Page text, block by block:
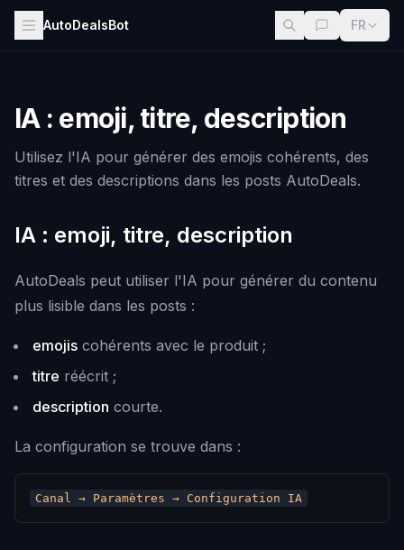
AutoDealsBot FR
IA : emoji, titre, description
Utilisez l'IA pour générer des emojis cohérents, des
titres et des descriptions dans les posts AutoDeals.
IA : emoji, titre, description
AutoDeals peut utiliser l'IA pour générer du contenu
plus lisible dans les posts :
emojis cohérents avec le produit ;
titre réécrit ;
description courte.
La configuration se trouve dans :